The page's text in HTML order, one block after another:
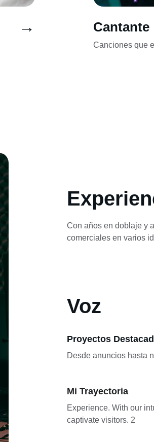
Cantante
Canciones que
→
Con años en doblaje y
comerciales en varios
Voz
Proyectos
Desde anuncios hasta
Mi Trayectoria
Experience. With our
captivate visitors. 2